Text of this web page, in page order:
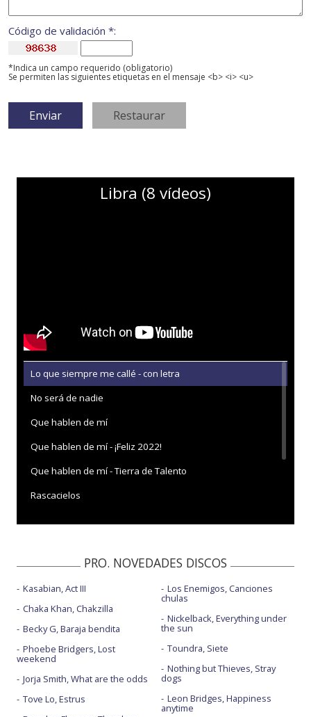
Código de validación *:
*Indica un campo requerido (obligatorio)
Se permiten las siguientes etiquetas en el mensaje <b> <i> <u>
Libra (8 vídeos)
Lo que siempre me callé - con letra
No será de nadie
Que hablen de mí
Que hablen de mí - ¡Feliz 2022!
Que hablen de mí - Tierra de Talento
Rascacielos
PRO. NOVEDADES DISCOS
Kasabian, Act III
Chaka Khan, Chakzilla
Becky G, Baraja bendita
Phoebe Bridgers, Lost
weekend
Jorja Smith, What are the odds
Tove Lo, Estrus
Los Enemigos, Canciones
chulas
Nickelback, Everything under
the sun
Toundra, Siete
Nothing but Thieves, Stray
dogs
Leon Bridges, Happiness
anytime